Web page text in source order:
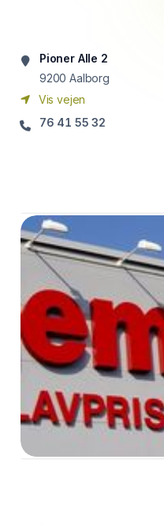
Pioner Alle 2
9200 Aalborg
Vis vejen
76 41 55 32